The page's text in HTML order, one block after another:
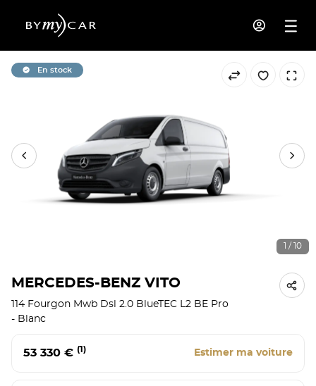
En stock
1 / 10
MERCEDES-BENZ VITO
114 Fourgon Mwb Dsl 2.0 BlueTEC L2 BE Pro
- Blanc
53 330 € (1) Estimer ma voiture